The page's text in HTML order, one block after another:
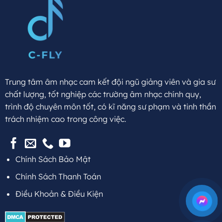
Trung tâm âm nhạc cam kết đội ngũ giảng viên và gia sư
chất lượng, tốt nghiệp các trường âm nhạc chính quy,
trình độ chuyên môn tốt, có kĩ năng sư phạm và tinh thần
trách nhiệm cao trong công việc.
Chính Sách Bảo Mật
Chính Sách Thanh Toán
Điều Khoản & Điều Kiện